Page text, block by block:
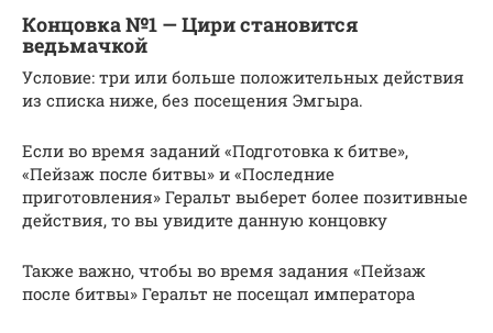
Концовка №1 — Цири становится
ведьмачкой
Условие: три или больше положительных действия
из списка ниже, без посещения Эмгыра.
Если во время заданий «Подготовка к битве»,
«Пейзаж после битвы» и «Последние
приготовления» Геральт выберет более позитивные
действия, то вы увидите данную концовку
Также важно, чтобы во время задания «Пейзаж
после битвы» Геральт не посещал императора